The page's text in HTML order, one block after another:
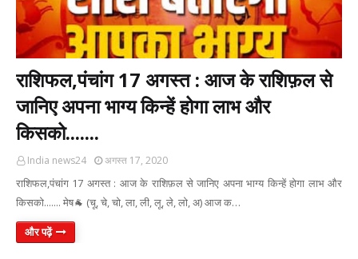
राशिफल,पंचांग 17 अगस्त : आज के राशिफ़ल से
जानिए अपना भाग्य किन्हें होगा लाभ और
किसको.......
India news24 अगस्त 17, 2020
राशिफल,पंचांग 17 अगस्त : आज के राशिफ़ल से जानिए अपना भाग्य किन्हें होगा लाभ और
किसको....... मेष🐐 (चू, चे, चो, ला, ली, लू, ले, लो, अ) आज क…
और पढ़ें